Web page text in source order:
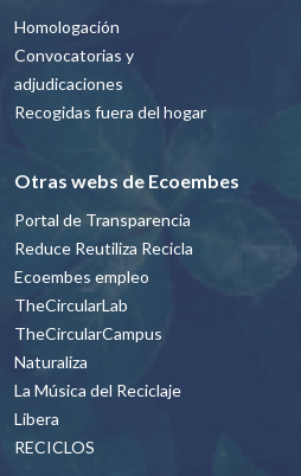
Homologación
Convocatorias y
adjudicaciones
Recogidas fuera del hogar
Otras webs de Ecoembes
Portal de Transparencia
Reduce Reutiliza Recicla
Ecoembes empleo
TheCircularLab
TheCircularCampus
Naturaliza
La Música del Reciclaje
Libera
RECICLOS